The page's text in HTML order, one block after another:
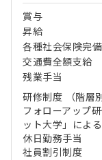
賞与
昇給
各種社会保険完
交通費全額支給
残業手当
研修制度 （階層
フォローアップ
ット大学」によ
休日勤務手当
社員割引制度